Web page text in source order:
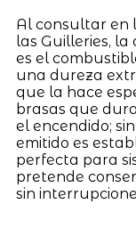
Al consultar en
las Guilleries, la
es el
una dureza
que la hace
brasas que
el encendido;
emitido es
perfecta para
pretende
sin